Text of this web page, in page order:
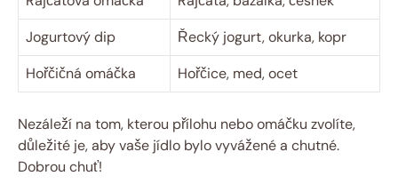
Jogurtový dip
Řecký jogurt, okurka, kopr
Hořčičná omáčka
Hořčice, med, ocet
Nezáleží na tom, kterou přílohu nebo omáčku zvolíte,
důležité je, aby vaše jídlo bylo vyvážené a chutné.
Dobrou chuť!